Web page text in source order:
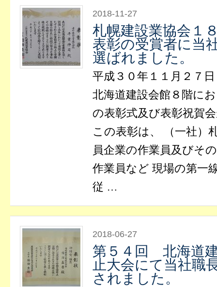
2018-11-27
札幌建設業協会１
表彰の受賞者に当
選ばれました。
平成３０年１１月２７
北海道建設会館８階に
の表彰式及び表彰祝賀
この表彰は、 （一社）
員企業の作業員及びそ
作業員など 現場の第一
従 …
2018-06-27
第５４回 北海道
止大会にて当社職
されました。